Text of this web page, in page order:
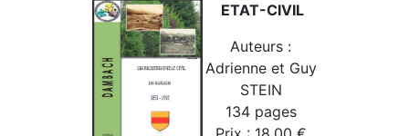
ETAT-CIVIL
Auteurs :
Adrienne et Guy
STEIN
134 pages